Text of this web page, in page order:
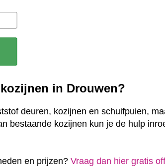
in Drouwen?
deuren, kozijnen en schuifpuien,
bestaande kozijnen kun je de hulp
en prijzen?Vraag dan hier gratis